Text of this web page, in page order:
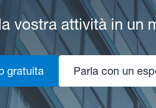
vostra attività in un
gratuita Parla con un